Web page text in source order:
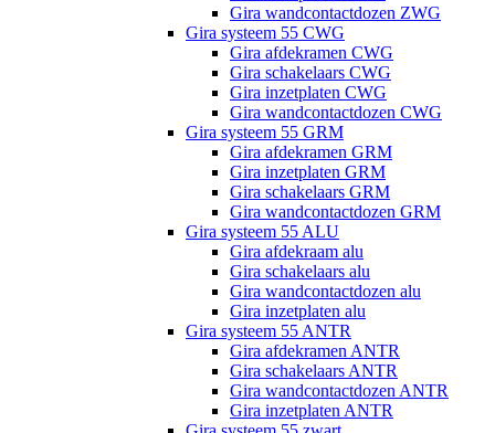
Gira wandcontactdozen ZWG
Gira systeem 55 CWG
Gira afdekramen CWG
Gira schakelaars CWG
Gira inzetplaten CWG
Gira wandcontactdozen CWG
Gira systeem 55 GRM
Gira afdekramen GRM
Gira inzetplaten GRM
Gira schakelaars GRM
Gira wandcontactdozen GRM
Gira systeem 55 ALU
Gira afdekraam alu
Gira schakelaars alu
Gira wandcontactdozen alu
Gira inzetplaten alu
Gira systeem 55 ANTR
Gira afdekramen ANTR
Gira schakelaars ANTR
Gira wandcontactdozen ANTR
Gira inzetplaten ANTR